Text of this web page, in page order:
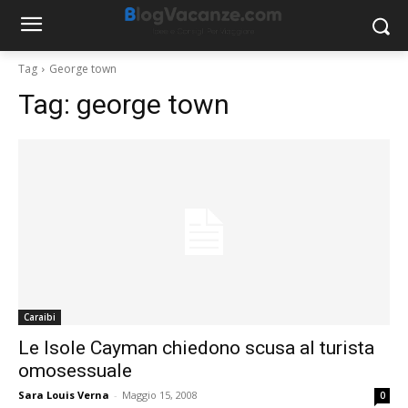
Tag George town
Tag: george town
Caraibi
Le Isole Cayman chiedono scusa al turista
omosessuale
Sara Louis Verna - Maggio 15, 2008 0